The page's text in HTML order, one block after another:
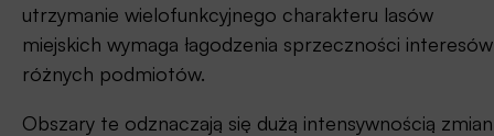
utrzymanie wielofunkcyjnego charakteru lasów
miejskich wymaga łagodzenia sprzeczności interesów
różnych podmiotów.
Obszary te odznaczają się dużą intensywnością zmian